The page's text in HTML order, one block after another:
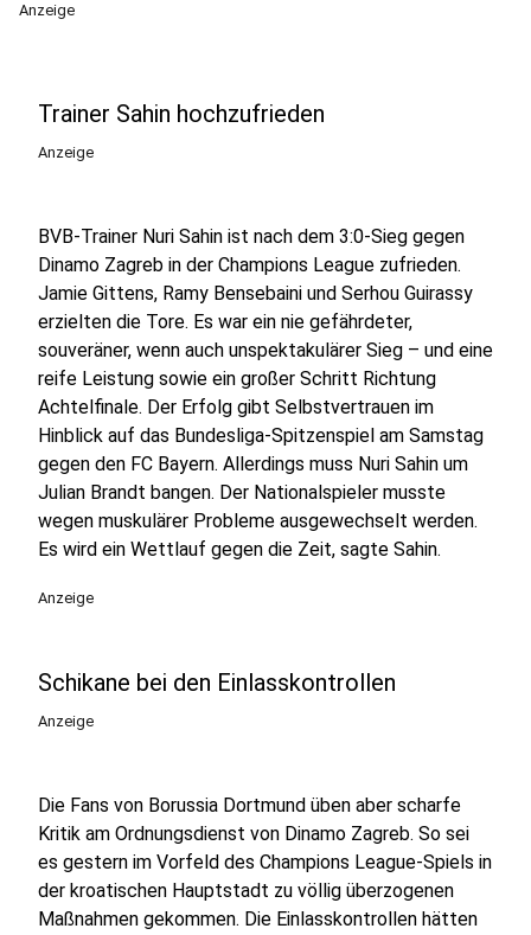
Anzeige
Trainer Sahin hochzufrieden
Anzeige
BVB-Trainer Nuri Sahin ist nach dem 3:0-Sieg gegen
Dinamo Zagreb in der Champions League zufrieden.
Jamie Gittens, Ramy Bensebaini und Serhou Guirassy
erzielten die Tore. Es war ein nie gefährdeter,
souveräner, wenn auch unspektakulärer Sieg – und eine
reife Leistung sowie ein großer Schritt Richtung
Achtelfinale. Der Erfolg gibt Selbstvertrauen im
Hinblick auf das Bundesliga-Spitzenspiel am Samstag
gegen den FC Bayern. Allerdings muss Nuri Sahin um
Julian Brandt bangen. Der Nationalspieler musste
wegen muskulärer Probleme ausgewechselt werden.
Es wird ein Wettlauf gegen die Zeit, sagte Sahin.
Anzeige
Schikane bei den Einlasskontrollen
Anzeige
Die Fans von Borussia Dortmund üben aber scharfe
Kritik am Ordnungsdienst von Dinamo Zagreb. So sei
es gestern im Vorfeld des Champions League-Spiels in
der kroatischen Hauptstadt zu völlig überzogenen
Maßnahmen gekommen. Die Einlasskontrollen hätten